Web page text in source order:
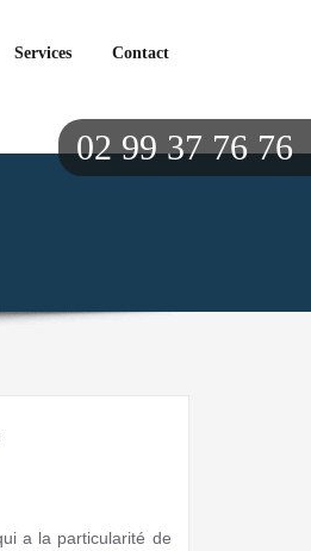
02 99 37 76 76
Services Contact
a la particularité de